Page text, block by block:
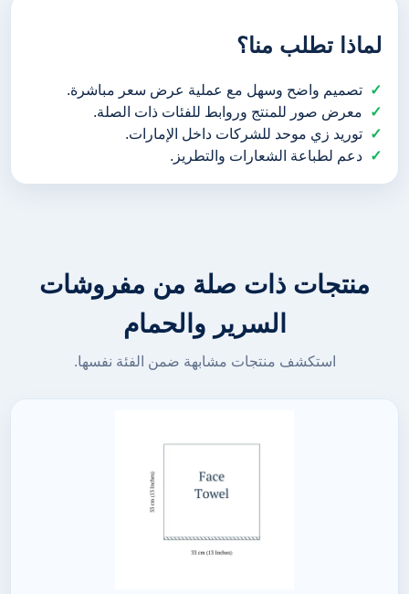
لماذا تطلب منا؟
تصميم واضح وسهل مع عملية عرض سعر مباشرة.
معرض صور للمنتج وروابط للفئات ذات الصلة.
توريد زي موحد للشركات داخل الإمارات.
دعم لطباعة الشعارات والتطريز.
منتجات ذات صلة من مفروشات
السرير والحمام
استكشف منتجات مشابهة ضمن الفئة نفسها.